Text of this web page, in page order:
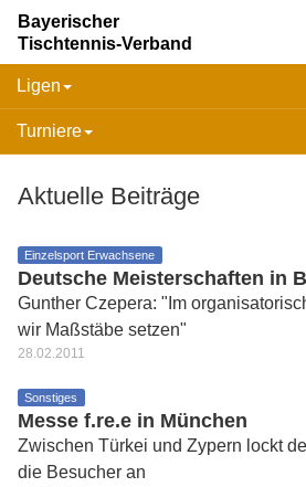
Bayerischer
Tischtennis-Verband
Ligen
Turniere
Aktuelle Beiträge
Einzelsport Erwachsene
Deutsche Meisterschaften in
Gunther Czepera: "Im
wir Maßstäbe setzen"
28.02.2011
Sonstiges
Messe f.re.e in München
Zwischen Türkei und Zypern lockt
die Besucher an